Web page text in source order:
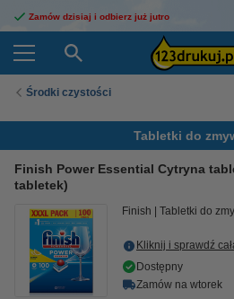
Zamów dzisiaj i odbierz już jutro
Środki czystości
Tabletki do
Finish Power Essential Cytryna
tabletek)
Finish Tabletki do
Kliknij i sprawdź
Dostępny
Zamów na wtorek